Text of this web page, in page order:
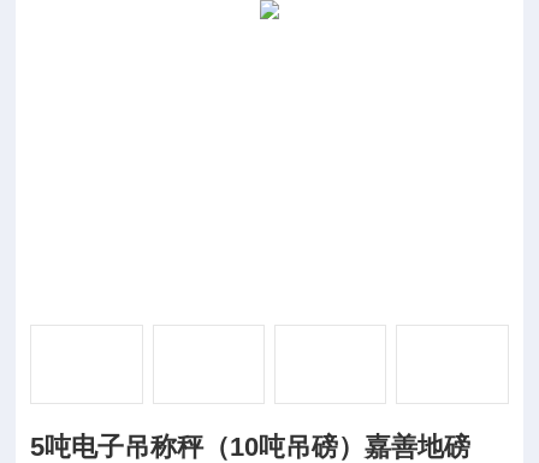
5吨电子吊称秤（10吨吊磅）嘉善地磅